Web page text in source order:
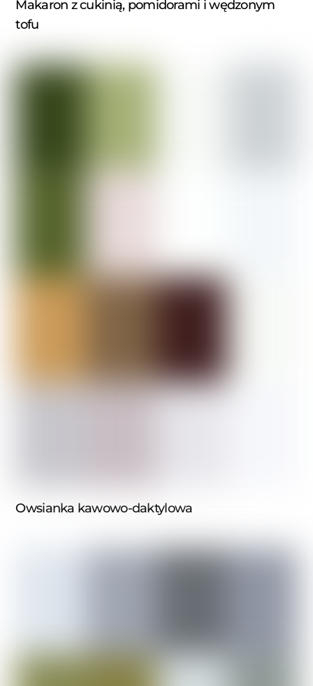
Makaron z cukinią, pomidorami i wędzonym
tofu
Owsianka kawowo-daktylowa